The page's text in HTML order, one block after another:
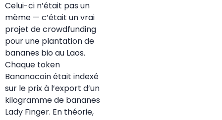
Celui-ci n’était pas un
mème — c’était un vrai
projet de crowdfunding
pour une plantation de
bananes bio au Laos.
Chaque token
Bananacoin était indexé
sur le prix à l’export d’un
kilogramme de bananes
Lady Finger. En théorie,